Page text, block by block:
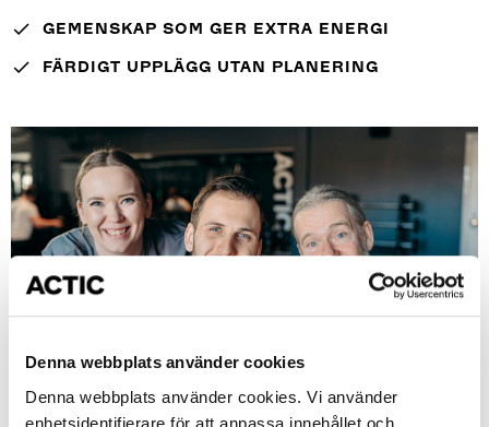
Denna webbplats använder cookies
Denna webbplats använder cookies. Vi använder
enhetsidentifierare för att anpassa innehållet och
done GEMENSKAP SOM GER EXTRA ENERGI
done FÄRDIGT UPPLÄGG UTAN PLANERING
Fördelar med gruppträning